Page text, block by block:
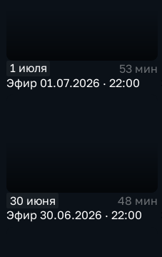
1 июля
53 мин
Эфир 01.07.2026 · 22:00
30 июня
48 мин
Эфир 30.06.2026 · 22:00